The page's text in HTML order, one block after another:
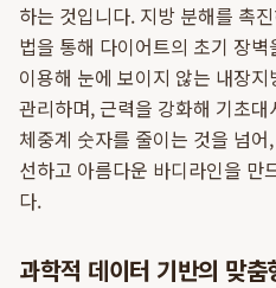
하는 것입니다. 지방 분해를 촉
법을 통해 다이어트의 초기 장
이용해 눈에 보이지 않는 내장
관리하며, 근력을 강화해 기초
체중계 숫자를 줄이는 것을 넘
선하고 아름다운 바디라인을 만
다.
과학적 데이터 기반의 맞춤